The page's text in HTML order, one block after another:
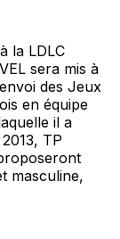
la LDLC
sera mis à
des Jeux
en équipe
il a
TP
masculine,